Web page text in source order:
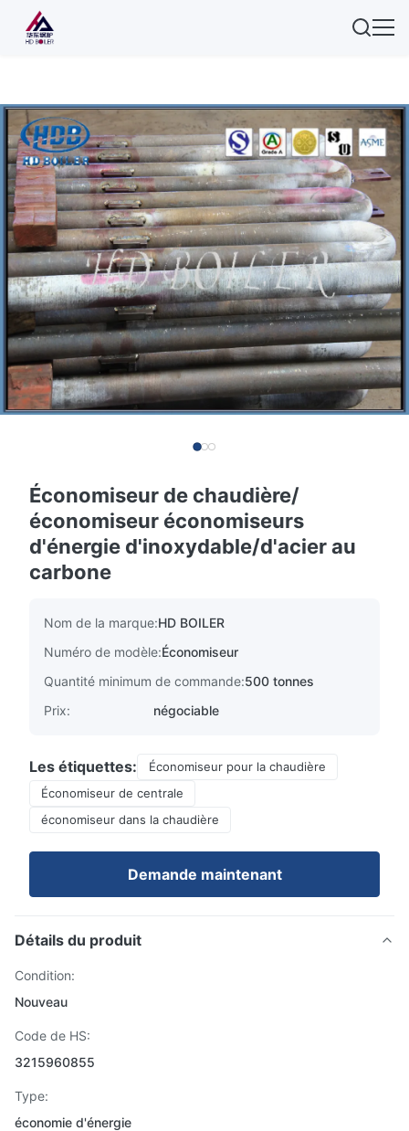
Économiseur de chaudière/
économiseur économiseurs
d'énergie d'inoxydable/d'acier au
carbone
Nom de la marque:HD BOILER
Numéro de modèle:Économiseur
Quantité minimum de commande:500 tonnes
Prix:
négociable
Les étiquettes:
Économiseur pour la chaudière
Économiseur de centrale
économiseur dans la chaudière
Demande maintenant
Détails du produit
Condition:
Nouveau
Code de HS:
3215960855
Type:
économie d'énergie